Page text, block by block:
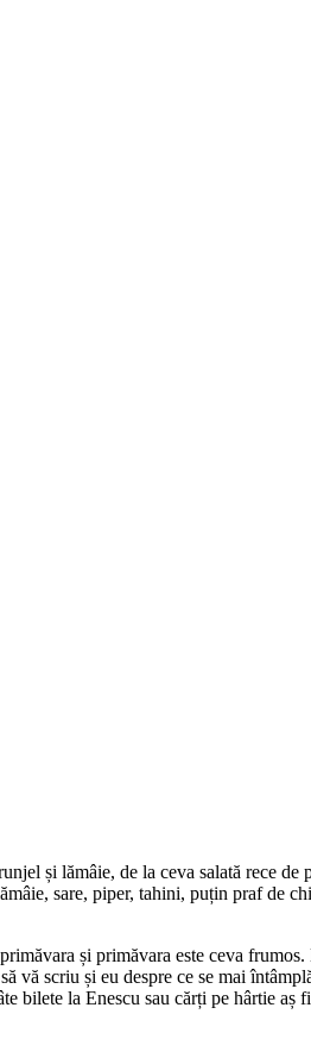
și lămâie, de la ceva salată rece
sare, piper, tahini, puțin praf de
și primăvara este ceva
scriu și eu despre ce se mai
la Enescu sau cărți pe hârtie